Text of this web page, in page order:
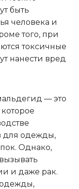
быть
человека и
того, при
токсичные
нанести вред
— это
для одежды,
Однако,
и даже рак.